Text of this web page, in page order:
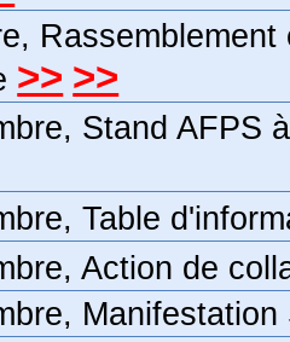
>> >>
Stand AFPS
Table
Action de